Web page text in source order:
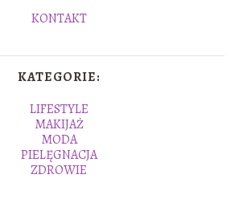
KONTAKT
KATEGORIE:
LIFESTYLE
MAKIJAŻ
MODA
PIELĘGNACJA
ZDROWIE